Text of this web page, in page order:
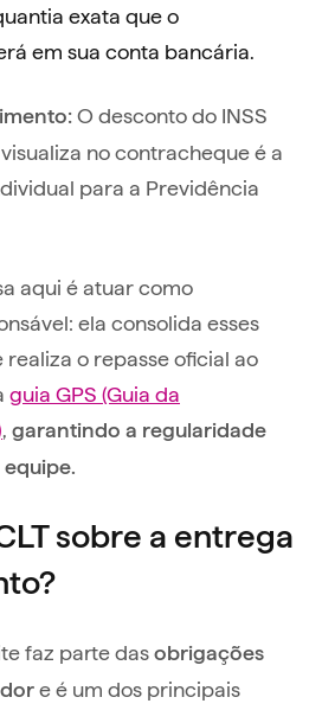
exata que o
em sua conta bancária.
O desconto do INSS
no contracheque é a
para a Previdência
aqui é atuar como
ela consolida esses
o repasse oficial ao
guia GPS (Guia da
, garantindo a regularidade
sobre a entrega
faz parte das obrigações
e é um dos principais